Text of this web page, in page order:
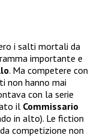
i salti mortali da
importante e
. Ma competere con
non hanno mai
con la serie
il Commissario
in alto). Le fiction
competizione non